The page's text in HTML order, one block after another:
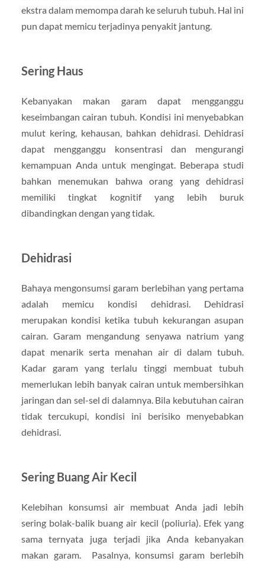
ekstra dalam memompa darah ke seluruh tubuh. Hal ini
pun dapat memicu terjadinya penyakit jantung.
Sering Haus
Kebanyakan makan garam dapat mengganggu
keseimbangan cairan tubuh. Kondisi ini menyebabkan
mulut kering, kehausan, bahkan dehidrasi. Dehidrasi
dapat mengganggu konsentrasi dan mengurangi
kemampuan Anda untuk mengingat. Beberapa studi
bahkan menemukan bahwa orang yang dehidrasi
memiliki tingkat kognitif yang lebih buruk
dibandingkan dengan yang tidak.
Dehidrasi
Bahaya mengonsumsi garam berlebihan yang pertama
adalah memicu kondisi dehidrasi. Dehidrasi
merupakan kondisi ketika tubuh kekurangan asupan
cairan. Garam mengandung senyawa natrium yang
dapat menarik serta menahan air di dalam tubuh.
Kadar garam yang terlalu tinggi membuat tubuh
memerlukan lebih banyak cairan untuk membersihkan
jaringan dan sel-sel di dalamnya. Bila kebutuhan cairan
tidak tercukupi, kondisi ini berisiko menyebabkan
dehidrasi.
Sering Buang Air Kecil
Kelebihan konsumsi air membuat Anda jadi lebih
sering bolak-balik buang air kecil (poliuria). Efek yang
sama ternyata juga terjadi jika Anda kebanyakan
makan garam. Pasalnya, konsumsi garam berlebih